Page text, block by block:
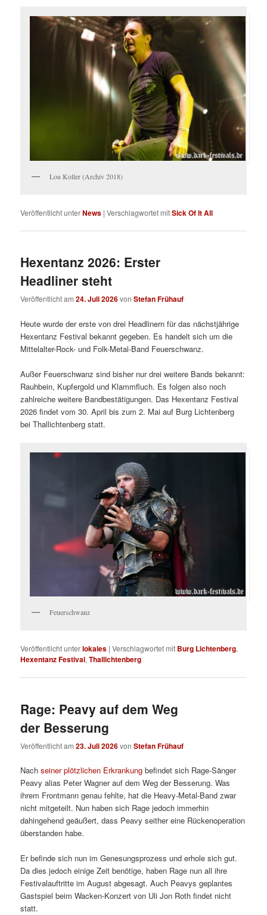
Lou Koller (Archiv 2018)
Veröffentlicht unterNews |Verschlagwortet mitSick Of It All
Hexentanz 2026: Erster
Headliner steht
Veröffentlicht am24. Juli 2026vonStefan Frühauf
Heute wurde der erste von drei Headlinern für das nächstjährige
Hexentanz Festival bekannt gegeben. Es handelt sich um die
Mittelalter-Rock- und Folk-Metal-Band Feuerschwanz.
Außer Feuerschwanz sind bisher nur drei weitere Bands bekannt:
Rauhbein, Kupfergold und Klammfluch. Es folgen also noch
zahlreiche weitere Bandbestätigungen. Das Hexentanz Festival
2026 findet vom 30. April bis zum 2. Mai auf Burg Lichtenberg
bei Thallichtenberg statt.
Feuerschwanz
Veröffentlicht unterlokales |Verschlagwortet mit Burg Lichtenberg,
Hexentanz Festival,Thallichtenberg
Rage: Peavy auf dem Weg
der Besserung
Veröffentlicht am23. Juli 2026vonStefan Frühauf
Nachseiner plötzlichen Erkrankung befindet sich Rage-Sänger
Peavy alias Peter Wagner auf dem Weg der Besserung. Was
ihrem Frontmann genau fehlte, hat die Heavy-Metal-Band zwar
nicht mitgeteilt. Nun haben sich Rage jedoch immerhin
dahingehend geäußert, dass Peavy seither eine Rückenoperation
überstanden habe.
Er befinde sich nun im Genesungsprozess und erhole sich gut.
Da dies jedoch einige Zeit benötige, haben Rage nun all ihre
Festivalauftritte im August abgesagt. Auch Peavys geplantes
Gastspiel beim Wacken-Konzert von Uli Jon Roth findet nicht
statt.